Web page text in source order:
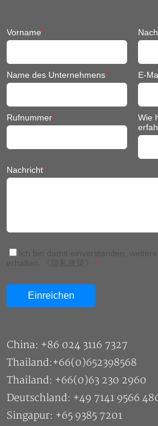
Vorname*
Name des Unternehmens* E-
Rufnummer*
Wie
Nachricht*
*
China: +86 024 3116 7327
Thailand:+66(0)652398568
Thailand: +66(0)63 230 2960
Deutschland: +49 7141 9566
Singapur: +65 9385 7201